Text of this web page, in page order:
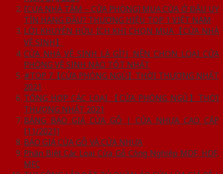
[CỬA NHÀ TẮM – CỬA PHÒNG] MUA CỬA Ở ĐÂU UY
TÍN HÀNG ĐẦU? THƯƠNG HIỆU TOP 1 VIỆT NAM
LỜI KHUYÊN HỮU ÍCH KHI CHỌN MUA【CỬA NHÀ
VỆ SINH】
CỬA NHÀ VỆ SINH LÀ GÌ?| NÊN CHỌN LOẠI CỬA
PHÒNG VỆ SINH NÀO TỐT NHẤT
#TOP 7【CỬA PHÒNG NGỦ】THỜI THƯỢNG NHẤT
2021
TỔNG HỢP CÁC LOẠI 【CỬA PHÒNG NGỦ】THỜI
THƯỢNG NHẤT 2021
BẢNG BÁO GIÁ CỬA GỖ | CỬA NHỰA CAO CẤP
[11/2021]
BÁO GIÁ CỬA GỖ VÀ CỬA NHỰA
Phân Biệt Các Loại Cửa Gỗ Công Nghiệp MDF, HDF,
MFC